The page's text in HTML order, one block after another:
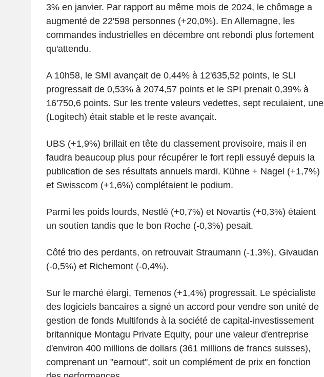
3% en janvier. Par rapport au même mois de 2024, le chômage a
augmenté de 22'598 personnes (+20,0%). En Allemagne, les
commandes industrielles en décembre ont rebondi plus fortement
qu'attendu.
A 10h58, le SMI avançait de 0,44% à 12'635,52 points, le SLI
progressait de 0,53% à 2074,57 points et le SPI prenait 0,39% à
16'750,6 points. Sur les trente valeurs vedettes, sept reculaient, une
(Logitech) était stable et le reste avançait.
UBS (+1,9%) brillait en tête du classement provisoire, mais il en
faudra beaucoup plus pour récupérer le fort repli essuyé depuis la
publication de ses résultats annuels mardi. Kühne + Nagel (+1,7%)
et Swisscom (+1,6%) complétaient le podium.
Parmi les poids lourds, Nestlé (+0,7%) et Novartis (+0,3%) étaient
un soutien tandis que le bon Roche (-0,3%) pesait.
Côté trio des perdants, on retrouvait Straumann (-1,3%), Givaudan
(-0,5%) et Richemont (-0,4%).
Sur le marché élargi, Temenos (+1,4%) progressait. Le spécialiste
des logiciels bancaires a signé un accord pour vendre son unité de
gestion de fonds Multifonds à la société de capital-investissement
britannique Montagu Private Equity, pour une valeur d'entreprise
d'environ 400 millions de dollars (361 millions de francs suisses),
comprenant un "earnout", soit un complément de prix en fonction